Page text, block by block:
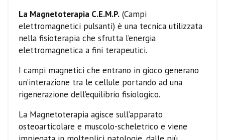
La Magnetoterapia C.E.M.P. (Campi
elettromagnetici pulsanti) è una tecnica utilizzata
nella fisioterapia che sfrutta l’energia
elettromagnetica a fini terapeutici.
I campi magnetici che entrano in gioco generano
un’interazione tra le cellule portando ad una
rigenerazione dell’equilibrio fisiologico.
La Magnetoterapia agisce sull’apparato
osteoarticolare e muscolo-scheletrico e viene